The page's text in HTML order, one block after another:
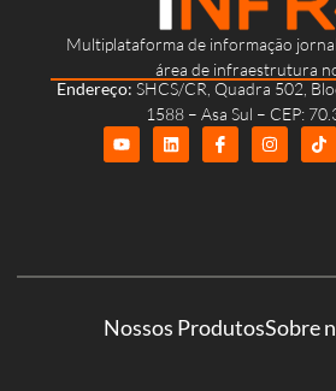
Multiplataforma de informação
área de infraestrutura
Endereço: SHCS/CR, Quadra 502,
1588 – Asa Sul – CEP:
Nossos ProdutosSobre